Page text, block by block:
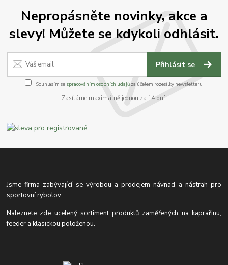
Nepropásněte novinky, akce a
slevy! Můžete se kdykoli odhlásit.
Přihlásit se
Souhlasím se zpracováním osobních údajůza účelem rozesílky newsletteru.
Zasíláme maximálně jednou za 14 dní.
Jsme firma zabývající se výrobou a prodejem návnad a nástrah pro
sportovní rybolov.
Naleznete zde ucelený sortiment produktů zaměřených na kaprařinu,
feeder a klasickou položenou.